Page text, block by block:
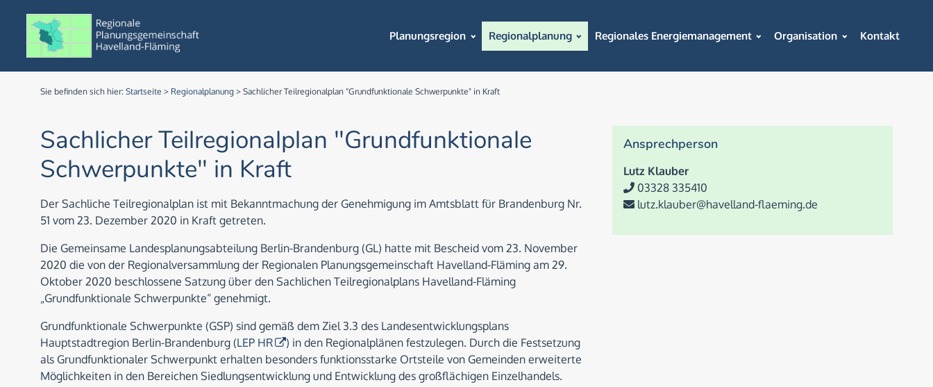
Planungsregion Regionalplanung Regionales Energiemanagement Organisation Kontakt
Sie befinden sich hier: Startseite > Regionalplanung > Sachlicher Teilregionalplan "Grundfunktionale Schwerpunkte" in Kraft
Sachlicher Teilregionalplan "Grundfunktionale
Schwerpunkte" in Kraft
Der Sachliche Teilregionalplan ist mit Bekanntmachung der Genehmigung im Amtsblatt für Brandenburg Nr.
51 vom 23. Dezember 2020 in Kraft getreten.
Die Gemeinsame Landesplanungsabteilung Berlin-Brandenburg (GL) hatte mit Bescheid vom 23. November
2020 die von der Regionalversammlung der Regionalen Planungsgemeinschaft Havelland-Fläming am 29.
Oktober 2020 beschlossene Satzung über den Sachlichen Teilregionalplans Havelland-Fläming
„Grundfunktionale Schwerpunkte“ genehmigt.
Grundfunktionale Schwerpunkte (GSP) sind gemäß dem Ziel 3.3 des Landesentwicklungsplans
Hauptstadtregion Berlin-Brandenburg (LEP HR
) in den Regionalplänen festzulegen. Durch die Festsetzung
als Grundfunktionaler Schwerpunkt erhalten besonders funktionsstarke Ortsteile von Gemeinden erweiterte
Möglichkeiten in den Bereichen Siedlungsentwicklung und Entwicklung des großflächigen Einzelhandels.
Ansprechperson
Lutz Klauber
03328 335410
lutz.klauber@havelland-flaeming.de